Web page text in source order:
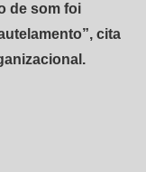
de som foi
cita